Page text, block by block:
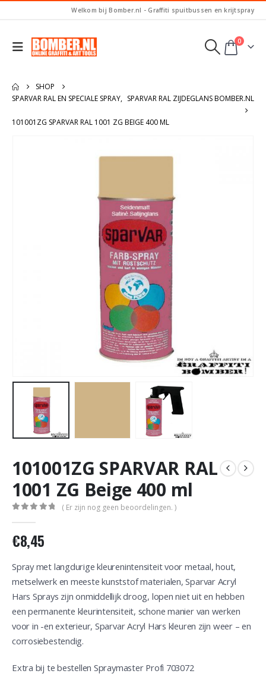
Welkom bij Bomber.nl - Graffiti spuitbussen en krijtspray
0
SHOP
SPARVAR RAL EN SPECIALE SPRAY, SPARVAR RAL ZIJDEGLANS BOMBER.NL
101001ZG SPARVAR RAL 1001 ZG BEIGE 400 ML
101001ZG SPARVAR RAL
1001 ZG Beige 400 ml
( Er zijn nog geen beoordelingen. )
€8,45
Spray met langdurige kleurenintensiteit voor metaal, hout,
metselwerk en meeste kunststof materialen, Sparvar Acryl
Hars Sprays zijn onmiddellijk droog, lopen niet uit en hebben
een permanente kleurintensiteit, schone manier van werken
voor in -en exterieur, Sparvar Acryl Hars kleuren zijn weer – en
corrosiebestendig.
Extra bij te bestellen Spraymaster Profi 703072